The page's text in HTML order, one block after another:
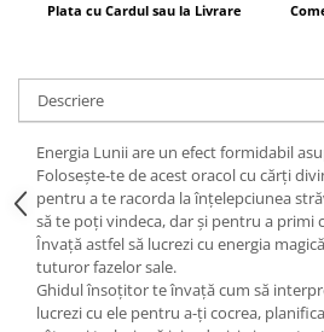
Inspiraţie divină
Vindecare spirituală
Viaţa de după moarte
Cristale
Supă de pui pentru suflet
Yoga
Oracol
Spiritualitate şi ştiinţă
Plata cu Cardul sau la Livrare
Descriere
Energia Lunii are un efect formidabil
Folosește-te de acest oracol cu cărți
pentru a te racorda la înțelepciunea
să te poți vindeca, dar și pentru a primi
Învață astfel să lucrezi cu energia
tuturor fazelor sale.
Ghidul însoțitor te învață cum să
lucrezi cu ele pentru a-ți cocrea,